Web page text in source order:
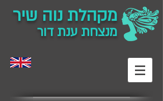
מקהלת נוה שיר
מנצחת ענת דור